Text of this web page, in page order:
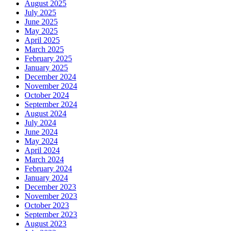
August 2025
July 2025
June 2025
May 2025
April 2025
March 2025
February 2025
January 2025
December 2024
November 2024
October 2024
September 2024
August 2024
July 2024
June 2024
May 2024
April 2024
March 2024
February 2024
January 2024
December 2023
November 2023
October 2023
September 2023
August 2023